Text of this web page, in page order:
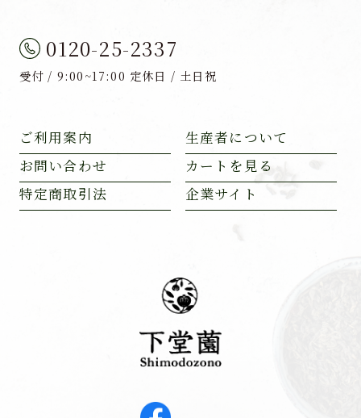
0120-25-2337
受付 / 9:00~17:00 定休日 / 土日祝
ご利用案内
生産者について
お問い合わせ
カートを見る
特定商取引法
企業サイト